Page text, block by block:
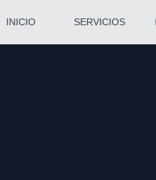
INICIO SERVICIOS